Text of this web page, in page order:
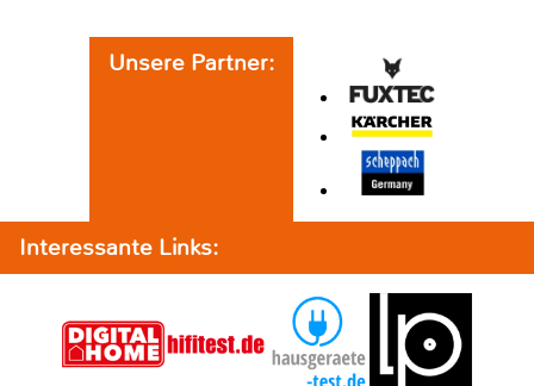
Unsere Partner:
Interessante Links: